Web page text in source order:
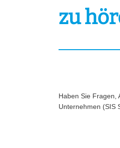
zu
Haben Sie Fragen,
Unternehmen (SIS